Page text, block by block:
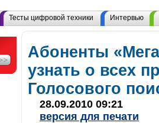
Тесты цифровой техники Интервью
Абоненты
узнать о всех
Голосового
28.09.2010 09:21
версия для печати